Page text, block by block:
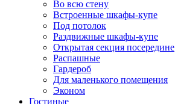
Во всю стену
Встроенные шкафы-купе
Под потолок
Раздвижные шкафы-купе
Открытая секция посередине
Распашные
Гардероб
Для маленького помещения
Эконом
Гостиные